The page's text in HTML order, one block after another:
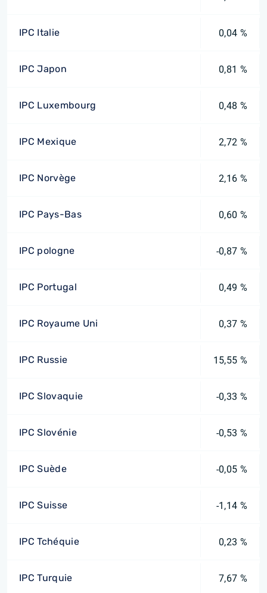
IPC Italie 0,04 %
IPC Japon 0,81 %
IPC Luxembourg 0,48 %
IPC Mexique 2,72 %
IPC Norvège 2,16 %
IPC Pays-Bas 0,60 %
IPC pologne -0,87 %
IPC Portugal 0,49 %
IPC Royaume Uni 0,37 %
IPC Russie 15,55 %
IPC Slovaquie -0,33 %
IPC Slovénie -0,53 %
IPC Suède -0,05 %
IPC Suisse -1,14 %
IPC Tchéquie 0,23 %
IPC Turquie 7,67 %